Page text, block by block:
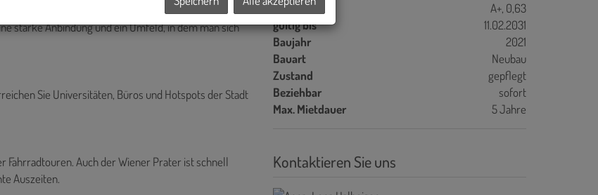
das perfekt zu einem jungen Lifestyle passt.
starke Anbindung und ein Umfeld, in dem man sich
Sie Universitäten, Büros und Hotspots der Stadt
Fahrradtouren. Auch der Wiener Prater ist schnell
Auszeiten.
fGEE
A+, 0,63
gültig bis
11.02.2031
Baujahr
2021
Bauart
Neubau
Zustand
gepflegt
Beziehbar
sofort
Max. Mietdauer
5 Jahre
Kontaktieren Sie uns